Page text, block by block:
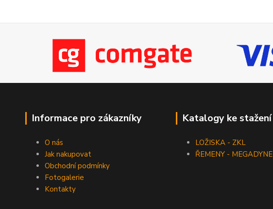
Informace pro zákazníky
O nás
Jak nakupovat
Obchodní podmínky
Fotogalerie
Kontakty
Katalogy ke stažení
LOŽISKA - ZKL
ŘEMENY - MEGADYNE